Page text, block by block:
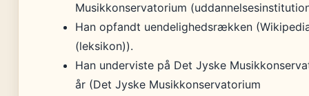
Musikkonservatorium
Han opfandt uendelighedsrækken
(leksikon)).
Han underviste på Det Jyske
år (Det Jyske Musikkonservatorium